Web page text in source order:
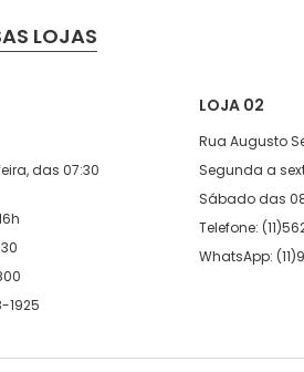
LOJAS
das 07:30
1925
LOJA 02
Rua Augusto
Segunda a
Sábado das
Telefone:
WhatsApp: